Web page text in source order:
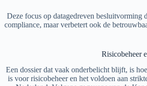
Deze focus op datagedreven besluitvorming
compliance, maar verbetert ook de
Risicobeheer
Een dossier dat vaak onderbelicht blijft, is
is voor risicobeheer en het voldoen aan